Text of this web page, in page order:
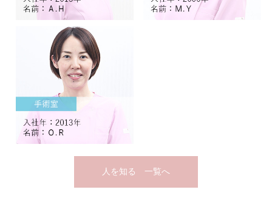
人を知る 一覧へ